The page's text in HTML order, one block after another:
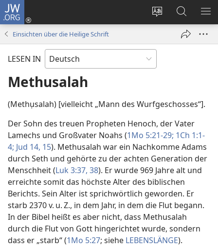
JW.ORG
Websitesprache
ändern
Anmelden
(öffnet
Suche
Einsichten über die Heilige Schrift
LESEN IN
Methusalah
(Methụsalah) [vielleicht „Mann des Wurfgeschosses“].
Der Sohn des treuen Propheten Henoch, der Vater
Lamechs und Großvater Noahs (1Mo 5:21-29; 1Ch 1:1-
4; Jud 14, 15). Methusalah war ein Nachkomme Adams
durch Seth und gehörte zu der achten Generation der
Menschheit (Luk 3:37, 38). Er wurde 969 Jahre alt und
erreichte somit das höchste Alter des biblischen
Berichts. Sein Alter ist sprichwörtlich geworden. Er
starb 2370 v. u. Z., in dem Jahr, in dem die Flut begann.
In der Bibel heißt es aber nicht, dass Methusalah
durch die Flut von Gott hingerichtet wurde, sondern
dass er „starb“ (1Mo 5:27; siehe LEBENSLÄNGE).